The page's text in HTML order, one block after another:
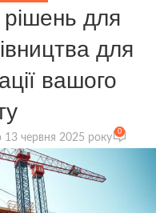
рішень для
для
вашого
13 червня 2025 року
0